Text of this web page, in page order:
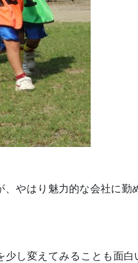
やはり魅力的な会社に勤
し変えてみることも面白